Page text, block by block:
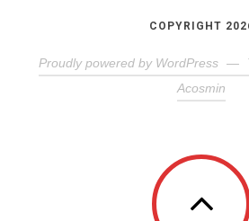
COPYRIGHT
Proudly powered by WordPress —
Acosmin